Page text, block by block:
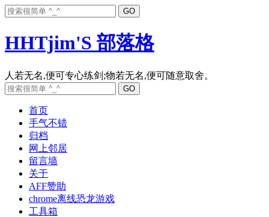
HHTjim'S 部落格
首页
手气不错
归档
网上邻居
留言墙
关于
AFF赞助
chrome离线恐龙游戏
工具箱